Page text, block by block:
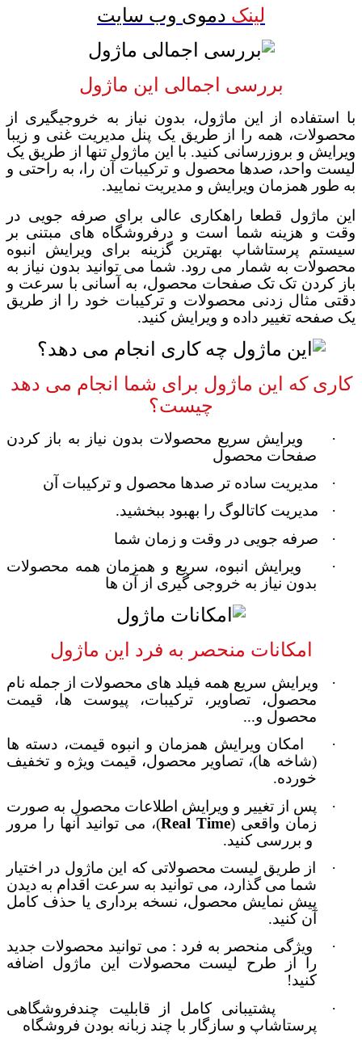
لینک دموی وب سایت
بررسی اجمالی این ماژول
با استفاده از این ماژول، بدون نیاز به خروجی­گیری از
محصولات، همه را از طریق یک پنل مدیریت غنی و زیبا
ویرایش و بروزرسانی کنید. با این ماژول تنها از طریق یک
لیست واحد، صدها محصول و ترکیبات آن را، به راحتی و
به طور همزمان ویرایش و مدیریت نمایید.
این ماژول قطعا راهکاری عالی برای صرفه جویی در
وقت و هزینه شما است و درفروشگاه های مبتنی بر
سیستم پرستاشاپ بهترین گزینه برای ویرایش انبوه
محصولات به شمار می رود. شما می توانید بدون نیاز به
باز کردن تک تک صفحات محصول، به آسانی با سرعت و
دقتی مثال زدنی محصولات و ترکیبات خود را از طریق
یک صفحه تغییر داده و ویرایش کنید.
کاری که این ماژول برای شما انجام می دهد
چیست؟
·
ویرایش سریع محصولات بدون نیاز به باز کردن
صفحات محصول
·
مدیریت ساده تر صدها محصول و ترکیبات آن
·
مدیریت کاتالوگ را بهبود ببخشید.
·
صرفه جویی در وقت و زمان شما
·
ویرایش انبوه، سریع و همزمان همه محصولات
بدون نیاز به خروجی گیری از آن ها
امکانات منحصر به فرد این ماژول
·
ویرایش سریع همه فیلد های محصولات از جمله نام
محصول، تصاویر، ترکیبات، پیوست ها، قیمت
محصول و...
·
امکان ویرایش همزمان و انبوه قیمت، دسته ها
(شاخه ها)، تصاویر محصول، قیمت ویژه و تخفیف
خورده.
·
پس از تغییر و ویرایش اطلاعات محصول به صورت
زمان واقعی (Real Time)، می توانید آنها را مرور
و بررسی کنید.
·
از طریق لیست محصولاتی که این ماژول در اختیار
شما می گذارد، می توانید به سرعت اقدام به دیدن
پیش نمایش محصول، نسخه برداری یا حذف کامل
آن کنید.
·
ویژگی منحصر به فرد : می توانید محصولات جدید
را از طرح لیست محصولات این ماژول اضافه
کنید!
·
پشتیبانی کامل از قابلیت چندفروشگاهی
پرستاشاپ و سازگار با چند زبانه بودن فروشگاه